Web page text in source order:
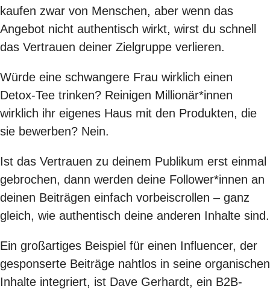
kaufen zwar von Menschen, aber wenn das
Angebot nicht authentisch wirkt, wirst du schnell
das Vertrauen deiner Zielgruppe verlieren.
Würde eine schwangere Frau wirklich einen
Detox-Tee trinken? Reinigen Millionär*innen
wirklich ihr eigenes Haus mit den Produkten, die
sie bewerben? Nein.
Ist das Vertrauen zu deinem Publikum erst einmal
gebrochen, dann werden deine Follower*innen an
deinen Beiträgen einfach vorbeiscrollen – ganz
gleich, wie authentisch deine anderen Inhalte sind.
Ein großartiges Beispiel für einen Influencer, der
gesponserte Beiträge nahtlos in seine organischen
Inhalte integriert, ist Dave Gerhardt, ein B2B-